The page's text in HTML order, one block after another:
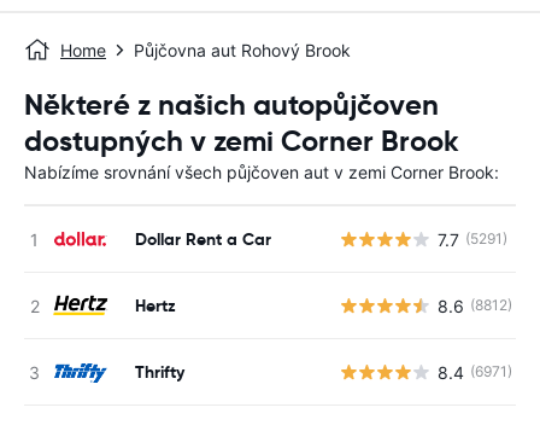
Home Půjčovna aut Rohový Brook
Některé z našich autopůjčoven
dostupných v zemi Corner Brook
Nabízíme srovnání všech půjčoven aut v zemi Corner Brook:
Dollar Rent a Car 7.7 (5291)
Hertz 8.6 (8812)
Thrifty 8.4 (6971)